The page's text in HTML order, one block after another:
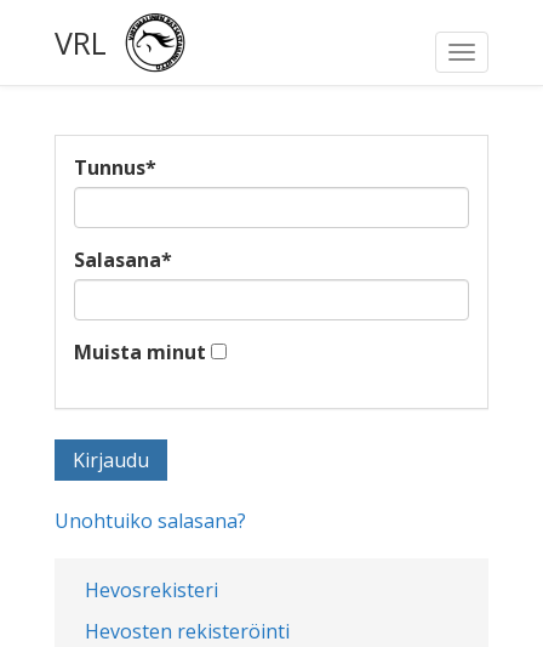
Toggle
VRL
Hevosrekisteri
Hevosten rekisteröinti
Tunnus*
Salasana*
Muista minut
Unohtuiko salasana?